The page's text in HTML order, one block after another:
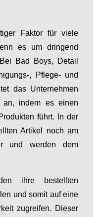
Faktor für viele
es um dringend
Bad Boys, Detail
, Pflege- und
das Unternehmen
an, indem es einen
führt. In der
Artikel noch am
und werden dem
ihre bestellten
und somit auf eine
zugreifen. Dieser